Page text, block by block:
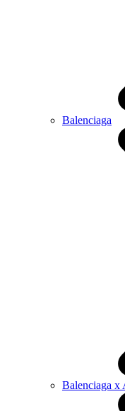
Balenciaga
Balenciaga x